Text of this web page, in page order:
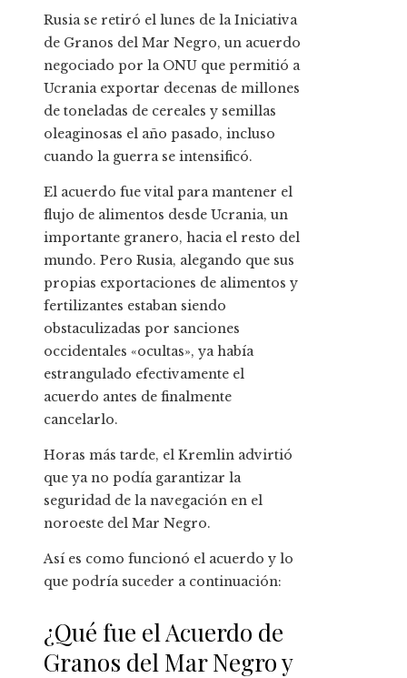
Rusia se retiró el lunes de la Iniciativa
de Granos del Mar Negro, un acuerdo
negociado por la ONU que permitió a
Ucrania exportar decenas de millones
de toneladas de cereales y semillas
oleaginosas el año pasado, incluso
cuando la guerra se intensificó.
El acuerdo fue vital para mantener el
flujo de alimentos desde Ucrania, un
importante granero, hacia el resto del
mundo. Pero Rusia, alegando que sus
propias exportaciones de alimentos y
fertilizantes estaban siendo
obstaculizadas por sanciones
occidentales «ocultas», ya había
estrangulado efectivamente el
acuerdo antes de finalmente
cancelarlo.
Horas más tarde, el Kremlin advirtió
que ya no podía garantizar la
seguridad de la navegación en el
noroeste del Mar Negro.
Así es como funcionó el acuerdo y lo
que podría suceder a continuación:
¿Qué fue el Acuerdo de
Granos del Mar Negro y